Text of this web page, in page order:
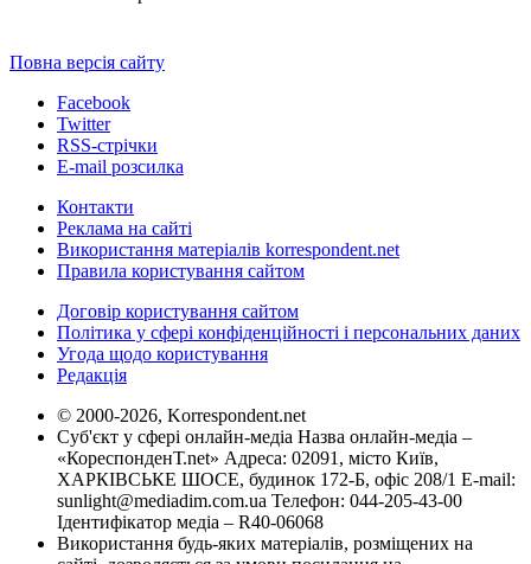
Повна версія сайту
Facebook
Twitter
RSS-стрічки
E-mail розсилка
Контакти
Реклама на сайті
Використання матеріалів korrespondent.net
Правила користування сайтом
Договір користування сайтом
Політика у сфері конфіденційності і персональних даних
Угода щодо користування
Редакція
© 2000-2026, Korrespondent.net
Суб'єкт у сфері онлайн-медіа Назва онлайн-медіа –
«КореспонденТ.net» Адреса: 02091, місто Київ,
ХАРКІВСЬКЕ ШОСЕ, будинок 172-Б, офіс 208/1 E-mail:
sunlight@mediadim.com.ua Телефон: 044-205-43-00
Ідентифікатор медіа – R40-06068
Використання будь-яких матеріалів, розміщених на